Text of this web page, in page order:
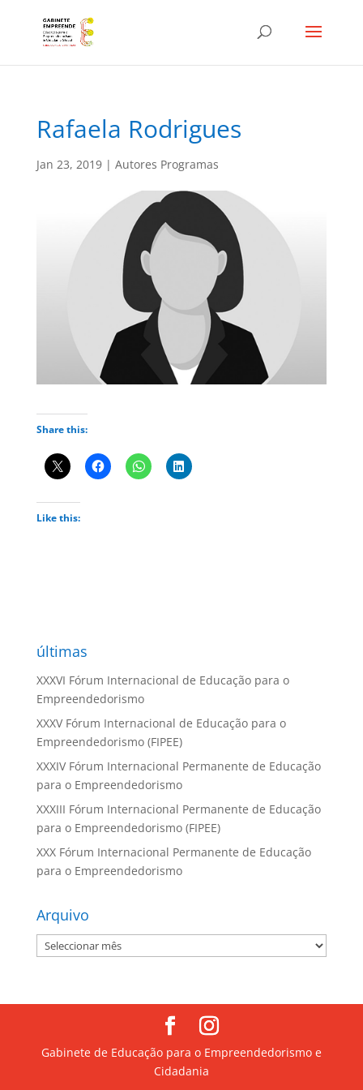
Rafaela Rodrigues
Jan 23, 2019| Autores Programas
Share this:
Like this:
últimas
XXXVI Fórum Internacional de Educação para o
Empreendedorismo
XXXV Fórum Internacional de Educação para o
Empreendedorismo (FIPEE)
XXXIV Fórum Internacional Permanente de Educação
para o Empreendedorismo
XXXIII Fórum Internacional Permanente de Educação
para o Empreendedorismo (FIPEE)
XXX Fórum Internacional Permanente de Educação
para o Empreendedorismo
Arquivo
Arquivo
Gabinete de Educação para o Empreendedorismo e
Cidadania